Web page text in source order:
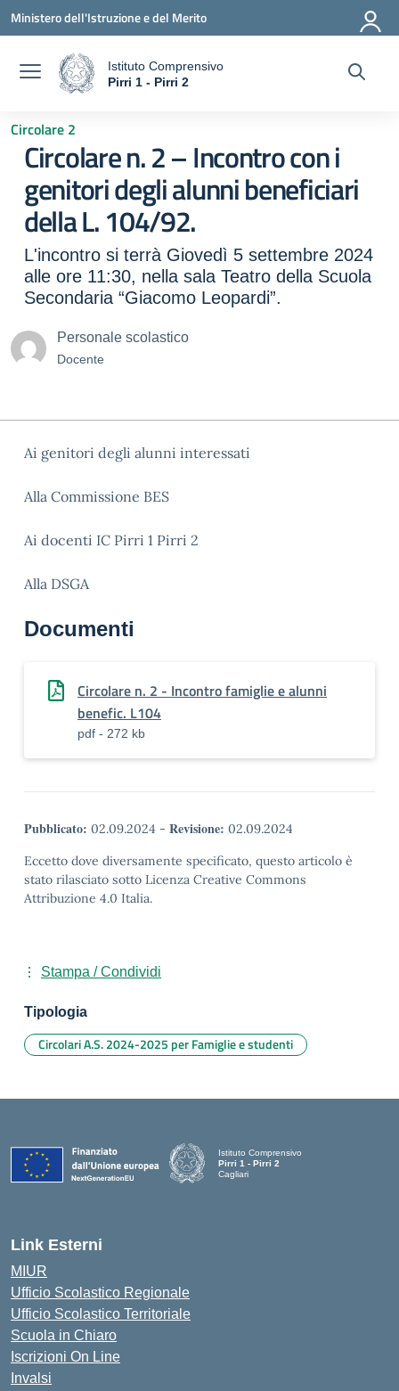
Ministero dell'Istruzione e del Merito
Istituto Comprensivo
Pirri 1 - Pirri 2
Circolare 2
Circolare n. 2 – Incontro con i
genitori degli alunni beneficiari
della L. 104/92.
L'incontro si terrà Giovedì 5 settembre 2024
alle ore 11:30, nella sala Teatro della Scuola
Secondaria “Giacomo Leopardi”.
Personale scolastico
Docente
Ai genitori degli alunni interessati
Alla Commissione BES
Ai docenti IC Pirri 1 Pirri 2
Alla DSGA
Documenti
Circolare n. 2 - Incontro famiglie e alunni
benefic. L104
pdf - 272 kb
Pubblicato: 02.09.2024 - Revisione: 02.09.2024
Eccetto dove diversamente specificato, questo articolo è
stato rilasciato sotto Licenza Creative Commons
Attribuzione 4.0 Italia.
Stampa / Condividi
Tipologia
Circolari A.S. 2024-2025 per Famiglie e studenti
Istituto Comprensivo
Pirri 1 - Pirri 2
Cagliari
Link Esterni
MIUR
Ufficio Scolastico Regionale
Ufficio Scolastico Territoriale
Scuola in Chiaro
Iscrizioni On Line
Invalsi